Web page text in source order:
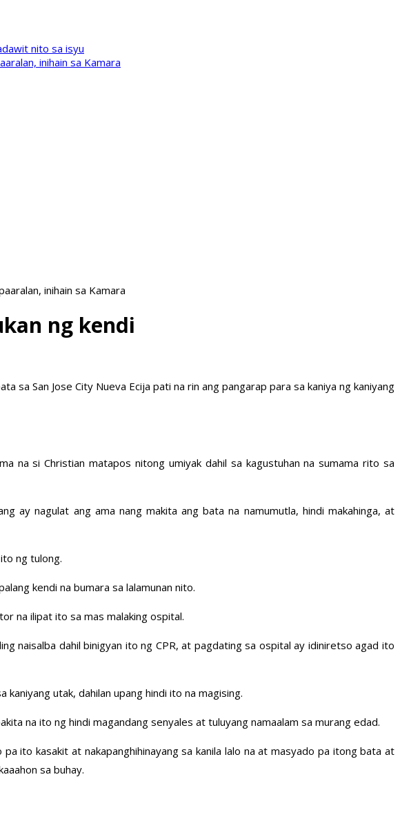
nito sa isyu
inihain sa Kamara
inihain sa Kamara
ng kendi
sa San Jose City Nueva Ecija pati na rin ang pangarap para sa kaniya ng kaniyang
na si Christian matapos nitong umiyak dahil sa kagustuhan na sumama rito sa
ay nagulat ang ama nang makita ang bata na namumutla, hindi makahinga, at
ng tulong.
kendi na bumara sa lalamunan nito.
na ilipat ito sa mas malaking ospital.
naisalba dahil binigyan ito ng CPR, at pagdating sa ospital ay idiniretso agad ito
utak, dahilan upang hindi ito na magising.
na ito ng hindi magandang senyales at tuluyang namaalam sa murang edad.
ito kasakit at nakapanghihinayang sa kanila lalo na at masyado pa itong bata at
sa buhay.